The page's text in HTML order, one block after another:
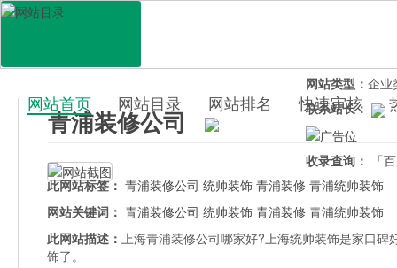
百科目录
网站首页 网站目录 网站排名 快速审核
青浦装修公司
网站类型： 企业
联系站长：
收录查询：
「
此网站标签： 青浦装修公司 统帅装饰 青浦装修 青浦统帅装饰
网站关键词： 青浦装修公司 统帅装饰 青浦装修 青浦统帅装饰
此网站描述： 上海青浦装修公司哪家好?上海统帅装饰是家口
饰了。